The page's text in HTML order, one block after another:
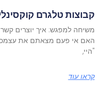
קבוצות טלגרם
משיחה למפגש: איך יוצרים קשר
האם אי פעם מצאתם את
"היי,
קראו עוד